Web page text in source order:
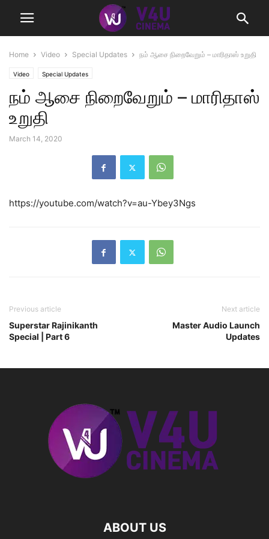
Home Video Special Updates நம் ஆசை நிறைவேறும் – மாரிதாஸ் உறுதி
Video Special Updates
நம் ஆசை நிறைவேறும் – மாரிதாஸ்
உறுதி
March 14, 2020
https://youtube.com/watch?v=au-Ybey3Ngs
Previous article
Superstar Rajinikanth
Special | Part 6
Next article
Master Audio Launch
Updates
ABOUT US